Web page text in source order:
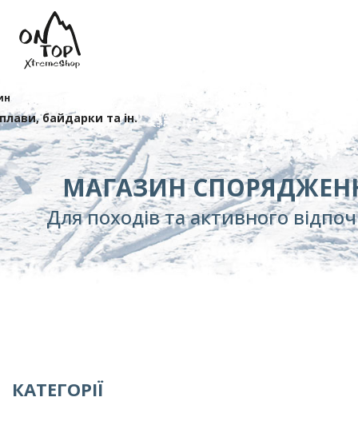
байдарки та ін.
МАГАЗИН
Для походів та активного
КАТЕГОРІЇ